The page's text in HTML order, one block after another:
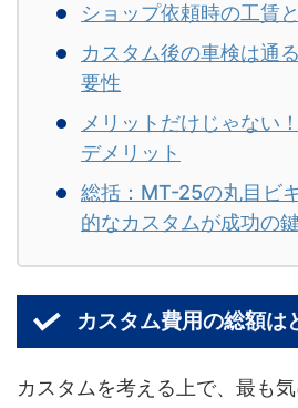
ショップ依頼時の工賃
カスタム後の車検は通
要性
メリットだけじゃない
デメリット
総括：MT-25の丸目ビ
的なカスタムが成功の鍵
カスタム費用の総額は
カスタムを考える上で、最も